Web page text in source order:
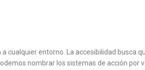
cualquier entorno. La accesibilidad busca
nombrar los sistemas de acción por